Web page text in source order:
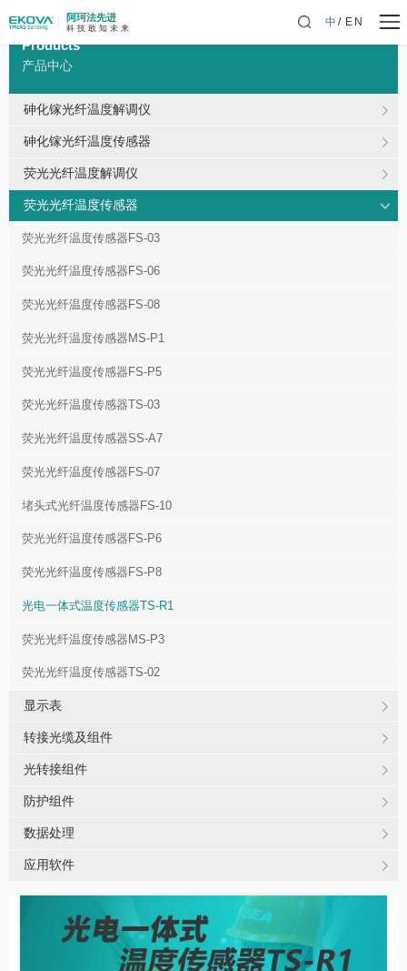
阿珂法先进
科 技 敢 知 未 来
中 EN
Products
产品中心
砷化镓光纤温度解调仪
砷化镓光纤温度传感器
荧光光纤温度解调仪
荧光光纤温度传感器
荧光光纤温度传感器FS-03
荧光光纤温度传感器FS-06
荧光光纤温度传感器FS-08
荧光光纤温度传感器MS-P1
荧光光纤温度传感器FS-P5
荧光光纤温度传感器TS-03
荧光光纤温度传感器SS-A7
荧光光纤温度传感器FS-07
堵头式光纤温度传感器FS-10
荧光光纤温度传感器FS-P6
荧光光纤温度传感器FS-P8
光电一体式温度传感器TS-R1
荧光光纤温度传感器MS-P3
荧光光纤温度传感器TS-02
显示表
转接光缆及组件
光转接组件
防护组件
数据处理
应用软件